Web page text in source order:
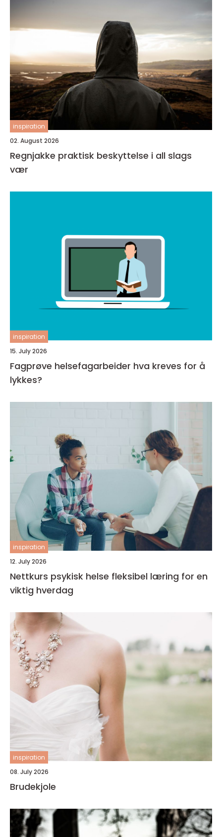
inspiration
02. August 2026
Regnjakke praktisk beskyttelse i all slags
vær
inspiration
15. July 2026
Fagprøve helsefagarbeider hva kreves for å
lykkes?
inspiration
12. July 2026
Nettkurs psykisk helse fleksibel læring for en
viktig hverdag
inspiration
08. July 2026
Brudekjole